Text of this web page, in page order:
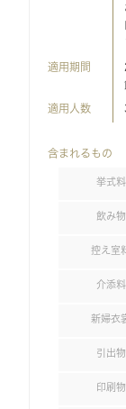
適用期間
適用人数
含まれるもの
挙式料
飲み物
控え室
介添料
新婦衣
引出物
印刷物